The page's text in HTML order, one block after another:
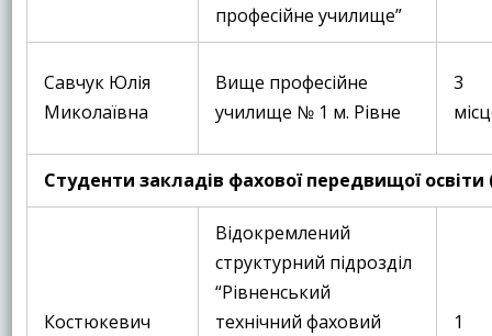
професійне училище”
Савчук Юлія
Миколаївна
Вище професійне
училище № 1 м. Рівне
3
Студенти закладів фахової передвищої освіти
Костюкевич
Відокремлений
структурний підрозділ
“Рівненський
технічний фаховий
1